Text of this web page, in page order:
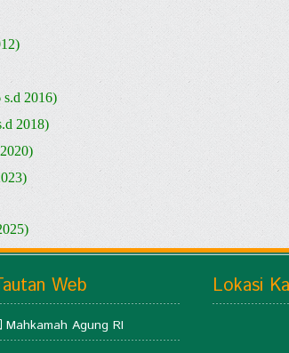
2016)
2018)
Web
Mahkamah Agung RI
Lokasi